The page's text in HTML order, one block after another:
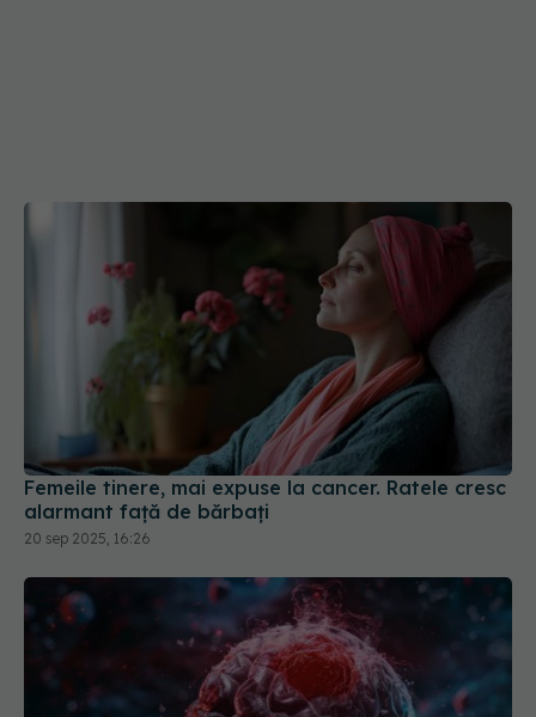
Femeile tinere, mai expuse la cancer. Ratele cresc
alarmant față de bărbați
20 sep 2025, 16:26